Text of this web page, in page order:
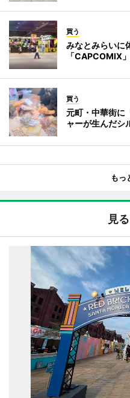
買う
みなとみらいに
「CAPCOMIX」
買う
元町・中華街
ャーが生んだシ
もっ
見